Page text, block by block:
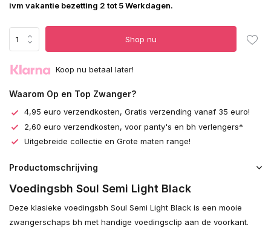
ivm vakantie bezetting 2 tot 5 Werkdagen.
Shop nu
Koop nu betaal later!
Waarom Op en Top Zwanger?
4,95 euro verzendkosten, Gratis verzending vanaf 35 euro!
2,60 euro verzendkosten, voor panty's en bh verlengers*
Uitgebreide collectie en Grote maten range!
Productomschrijving
Voedingsbh Soul Semi Light Black
Deze klasieke voedingsbh Soul Semi Light Black is een mooie
zwangerschaps bh met handige voedingsclip aan de voorkant.